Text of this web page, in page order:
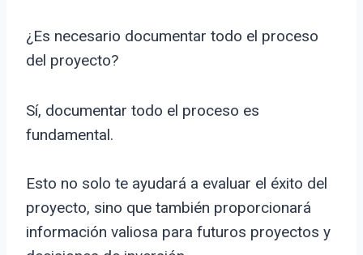
¿Es necesario documentar todo el proceso
del proyecto?
Sí, documentar todo el proceso es
fundamental.
Esto no solo te ayudará a evaluar el éxito del
proyecto, sino que también proporcionará
información valiosa para futuros proyectos y